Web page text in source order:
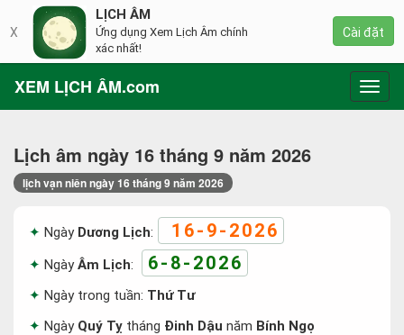
XEM LỊCH ÂM.com
Lịch âm ngày 16 tháng 9 năm 2026
lịch vạn niên ngày 16 tháng 9 năm 2026
Ngày Dương Lịch: 16-9-2026
NgàyÂm Lịch: 6-8-2026
Ngày trong tuần: Thứ Tư
Ngày Quý Tỵ tháng Đinh Dậu năm Bính Ngọ
X
LỊCH ÂM
Ứng dụng Xem Lịch Âm chính
xác nhất!
Cài đặt